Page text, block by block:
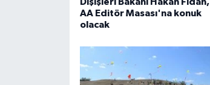
Dışişleri Bakanı Hakan Fidan,
AA Editör Masası'na konuk
olacak